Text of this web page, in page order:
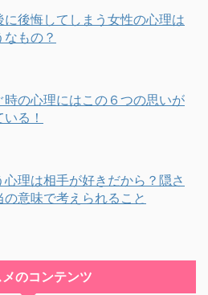
に後悔してしまう女性の心理は
なもの？
時の心理にはこの６つの思いが
る！
心理は相手が好きだから？隠さ
の意味で考えられること
のコンテンツ